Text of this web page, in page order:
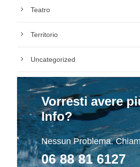
Teatro
Territorio
Uncategorized
Vorresti avere
Info?
Nessun Problema.
06 88 81 6127